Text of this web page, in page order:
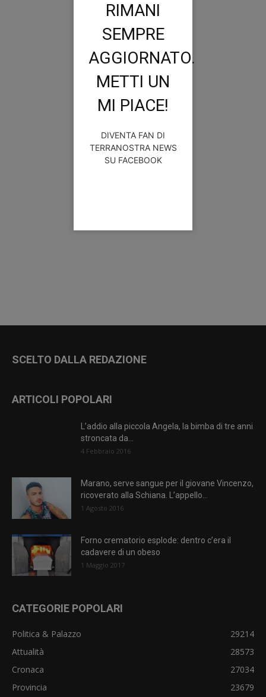
SCELTO DALLA REDAZIONE
ARTICOLI POPOLARI
L’addio alla piccola Angela, la bimba di tre anni
stroncata da...
4 Febbraio 2016
Marano, serve sangue per il giovane Vincenzo,
ricoverato alla Schiana. L’appello...
1 Agosto 2016
Forno crematorio esplode: dentro c’era il
cadavere di un obeso
1 Maggio 2017
CATEGORIE POPOLARI
Politica & Palazzo
29214
Attualità
28573
Cronaca
27034
Provincia
23679
RIMANI
SEMPRE
AGGIORNATO.
METTI UN
MI PIACE!
DIVENTA FAN DI
TERRANOSTRA NEWS
SU FACEBOOK